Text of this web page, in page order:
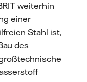
weiterhin
einer
Stahl ist,
des